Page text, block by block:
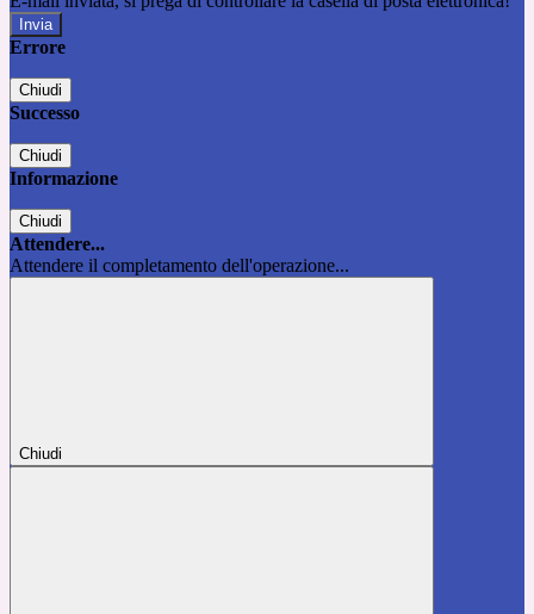
Errore
Chiudi
Successo
Chiudi
Informazione
Chiudi
Attendere...
Attendere il completamento dell'operazione...
Chiudi